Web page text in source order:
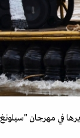
مهرجان "سيلونغ"